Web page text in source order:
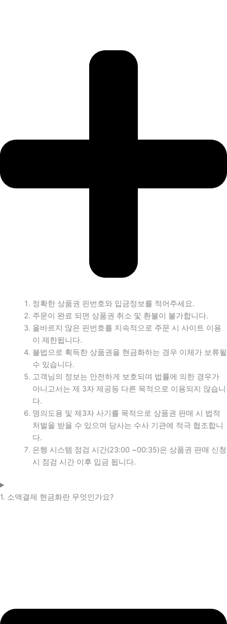
정확한 상품권 핀번호와 입금정보를 적어주세요.
주문이 완료 되면 상품권 취소 및 환불이 불가합니다.
올바르지 않은 핀번호를 지속적으로 주문 시 사이트 이용
이 제한됩니다.
불법으로 획득한 상품권을 현금화하는 경우 이체가 보류될
수 있습니다.
고객님의 정보는 안전하게 보호되며 법률에 의한 경우가
아니고서는 제 3자 제공등 다른 목적으로 이용되지 않습니
다.
명의도용 및 제3자 사기를 목적으로 상품권 판매 시 법적
처벌을 받을 수 있으며 당사는 수사 기관에 적극 협조합니
다.
은행 시스템 점검 시간(23:00 ~00:35)은 상품권 판매 신청
시 점검 시간 이후 입금 됩니다.
1. 소액결제 현금화란 무엇인가요?